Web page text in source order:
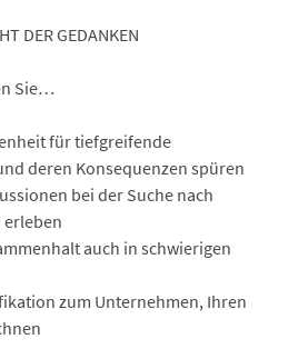
DER GEDANKEN
Sie…
für tiefgreifende
deren Konsequenzen spüren
bei der Suche nach
erleben
auch in schwierigen
zum Unternehmen, Ihren